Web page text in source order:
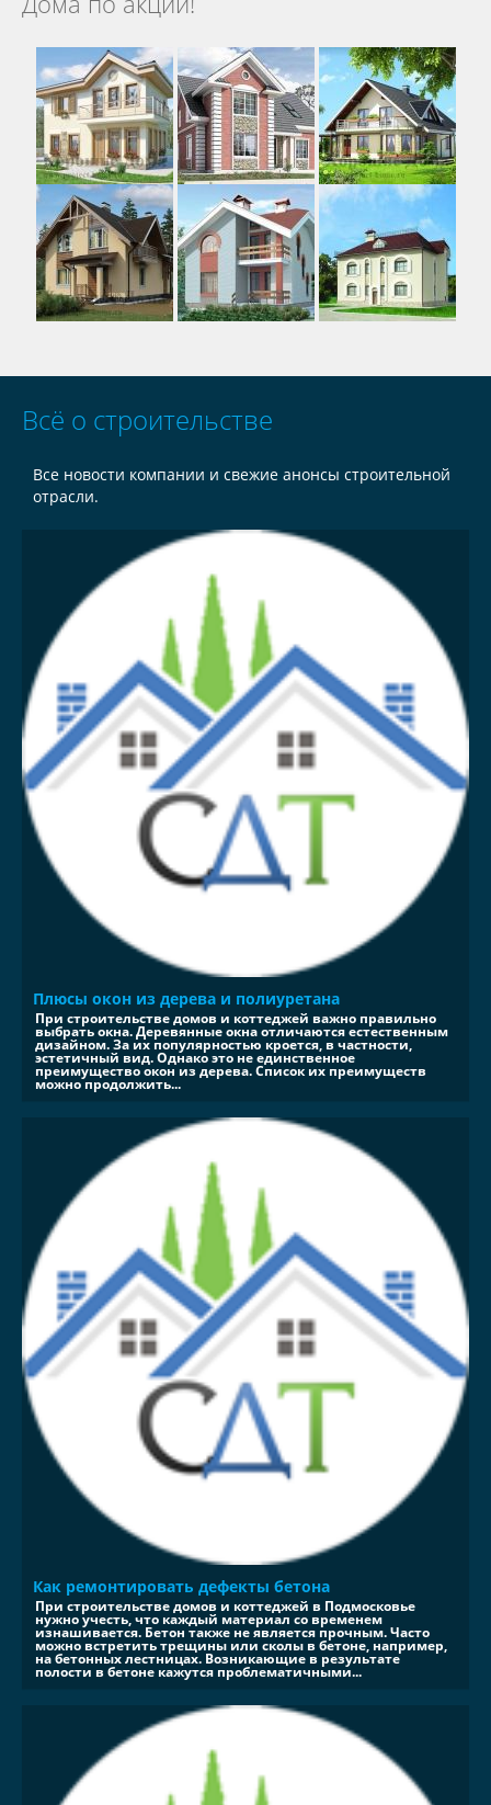
Всё о строительстве
Все новости компании и свежие анонсы строительной
отрасли.
Плюсы окон из дерева и полиуретана
При строительстве домов и коттеджей важно правильно
выбрать окна. Деревянные окна отличаются естественным
дизайном. За их популярностью кроется, в частности,
эстетичный вид. Однако это не единственное
преимущество окон из дерева. Список их преимуществ
можно продолжить...
Как ремонтировать дефекты бетона
При строительстве домов и коттеджей в Подмосковье
нужно учесть, что каждый материал со временем
изнашивается. Бетон также не является прочным. Часто
можно встретить трещины или сколы в бетоне, например,
на бетонных лестницах. Возникающие в результате
полости в бетоне кажутся проблематичными...